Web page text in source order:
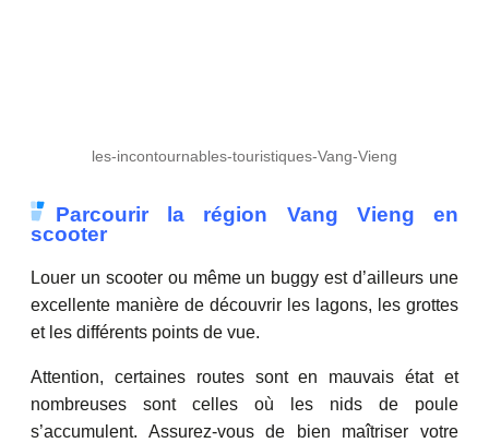
les-incontournables-touristiques-Vang-Vieng
Parcourir la région Vang Vieng en
scooter
Louer un scooter ou même un buggy est d’ailleurs une
excellente manière de découvrir les lagons, les grottes
et les différents points de vue.
Attention, certaines routes sont en mauvais état et
nombreuses sont celles où les nids de poule
s’accumulent. Assurez-vous de bien maîtriser votre